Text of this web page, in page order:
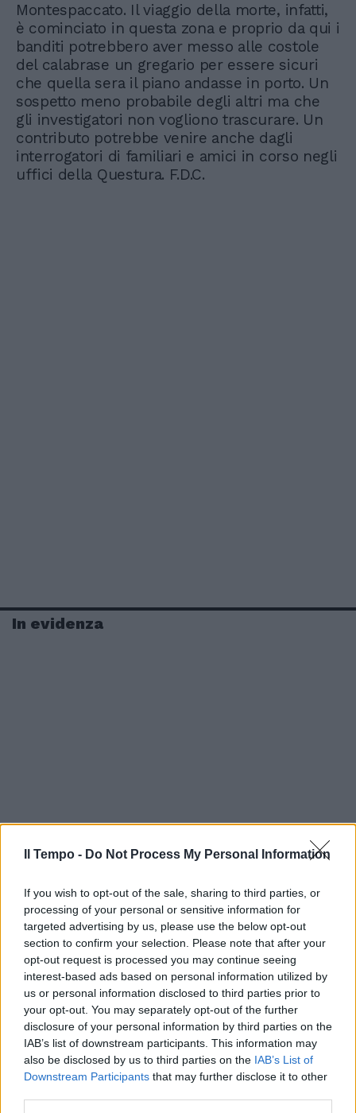
Il Tempo - Do Not Process My Personal Information
If you wish to opt-out of the sale, sharing to third parties, or
processing of your personal or sensitive information for
targeted advertising by us, please use the below opt-out
section to confirm your selection. Please note that after your
opt-out request is processed you may continue seeing
interest-based ads based on personal information utilized by
us or personal information disclosed to third parties prior to
your opt-out. You may separately opt-out of the further
disclosure of your personal information by third parties on the
IAB’s list of downstream participants. This information may
also be disclosed by us to third parties on the IAB’s List of
Downstream Participants that may further disclose it to other
Montespaccato. Il viaggio della morte, infatti,
è cominciato in questa zona e proprio da qui i
banditi potrebbero aver messo alle costole
del calabrase un gregario per essere sicuri
che quella sera il piano andasse in porto. Un
sospetto meno probabile degli altri ma che
gli investigatori non vogliono trascurare. Un
contributo potrebbe venire anche dagli
interrogatori di familiari e amici in corso negli
uffici della Questura. F.D.C.
In evidenza